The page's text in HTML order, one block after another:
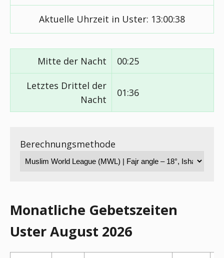
Aktuelle Uhrzeit in Uster: 13:00:38
Mitte der Nacht 00:25
Letztes Drittel der
Nacht
01:36
Berechnungsmethode
Monatliche Gebetszeiten
Uster August 2026